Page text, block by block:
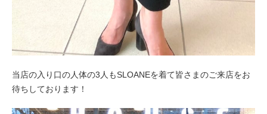
当店の入り口の人体の3人もSLOANEを着て皆さまのご来店をお
待ちしております！